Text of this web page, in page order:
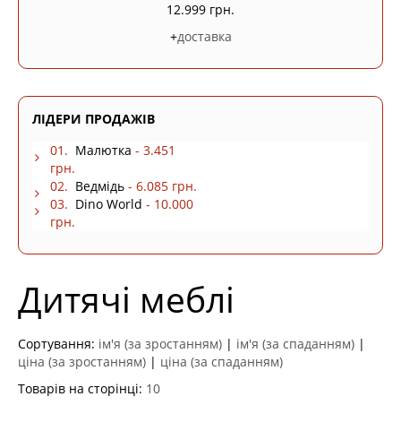
12.999 грн.
+доставка
ЛІДЕРИ ПРОДАЖІВ
01. Малютка - 3.451
грн.
02. Ведмідь - 6.085 грн.
03. Dino World - 10.000
грн.
Дитячі меблі
Сортування: ім'я (за зростанням) | ім'я (за спаданням) |
ціна (за зростанням) | ціна (за спаданням)
Товарів на сторінці: 10